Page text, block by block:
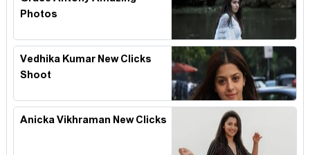
Photos
Vedhika Kumar New Clicks
Shoot
Anicka Vikhraman New Clicks